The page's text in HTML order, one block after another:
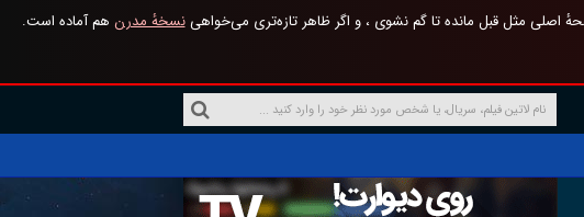
اصلی مثل قبل مانده تا گم نشوی ، و اگر ظاهر تازه‌تری می‌خواهینسخهٔ مدرن هم آماده است.